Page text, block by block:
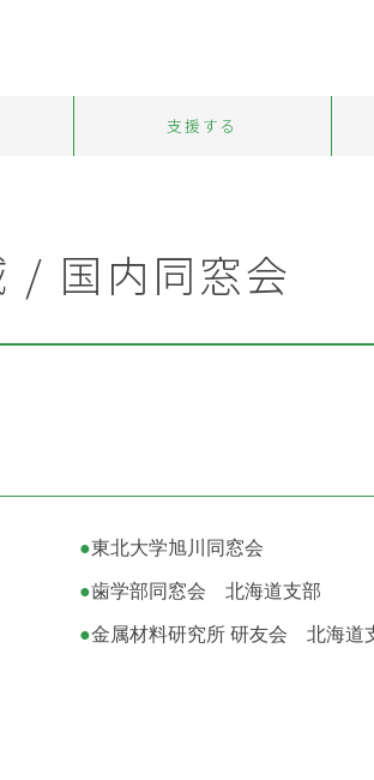
支援する
/ 国内同窓会
●東北大学旭川同窓会
●歯学部同窓会 北海道支部
●金属材料研究所 研友会 北海道